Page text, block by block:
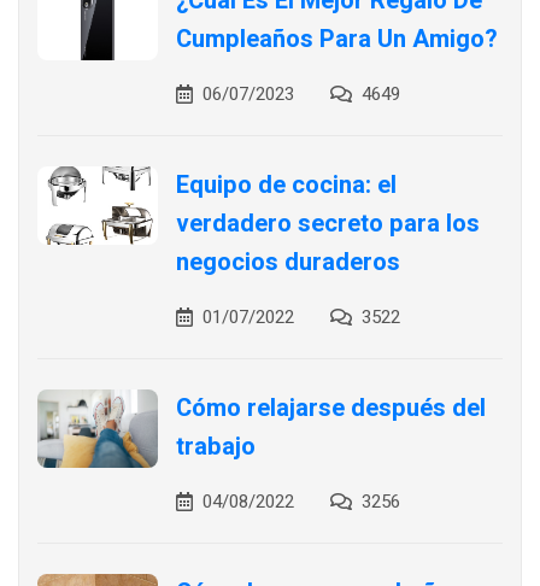
Cumpleaños Para Un Amigo?
06/07/2023 4649
Equipo de cocina: el
verdadero secreto para los
negocios duraderos
01/07/2022 3522
Cómo relajarse después del
trabajo
04/08/2022 3256